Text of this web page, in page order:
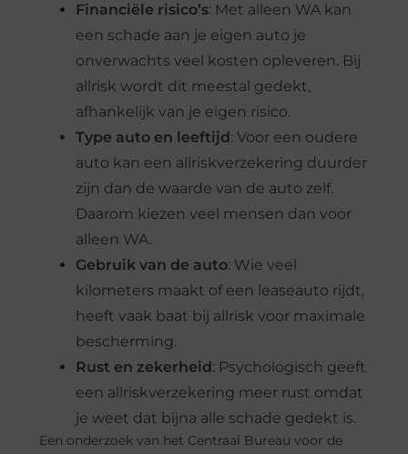
Financiële risico’s: Met alleen WA kan
een schade aan je eigen auto je
onverwachts veel kosten opleveren. Bij
allrisk wordt dit meestal gedekt,
afhankelijk van je eigen risico.
Type auto en leeftijd : Voor een oudere
auto kan een allriskverzekering duurder
zijn dan de waarde van de auto zelf.
Daarom kiezen veel mensen dan voor
alleen WA.
Gebruik van de auto: Wie veel
kilometers maakt of een leaseauto rijdt,
heeft vaak baat bij allrisk voor maximale
bescherming.
Rust en zekerheid : Psychologisch geeft
een allriskverzekering meer rust omdat
je weet dat bijna alle schade gedekt is.
Een onderzoek van het Centraal Bureau voor de